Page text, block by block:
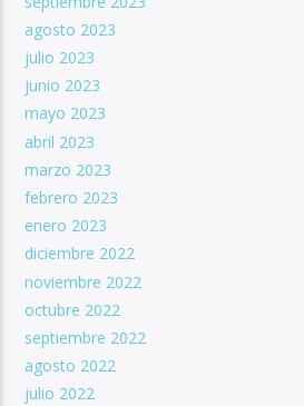
agosto 2023
julio 2023
junio 2023
mayo 2023
abril 2023
marzo 2023
febrero 2023
enero 2023
diciembre 2022
noviembre 2022
octubre 2022
septiembre 2022
agosto 2022
julio 2022